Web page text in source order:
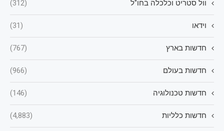
וול סטריט וכלכלה בחו"ל (312)
וידאו (31)
חדשות בארץ (767)
חדשות בעולם (966)
חדשות טכנולוגיה (146)
חדשות כלליות (4,883)